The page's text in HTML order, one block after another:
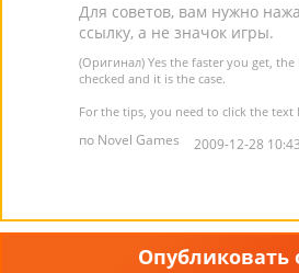
Для советов, вам нужно
ссылку, а не значок игры.
(Оригинал) Yes the faster you get,
checked and it is the case.
For the tips, you need to click the
по Novel Games 2009-12-28
Опубликовать